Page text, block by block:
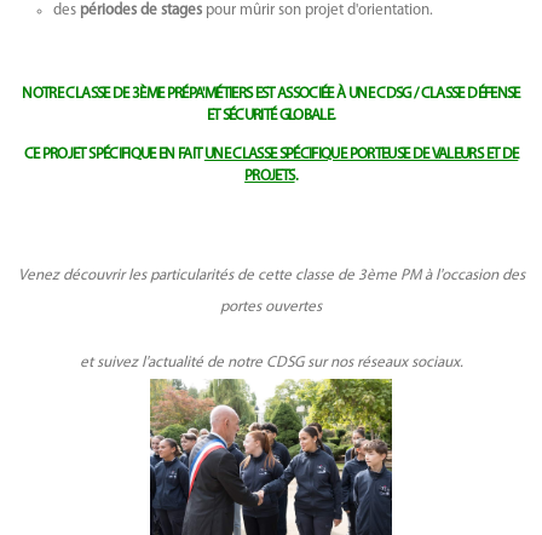
des périodes de stages pour mûrir son projet d'orientation.
NOTRE CLASSE DE 3ÈME PRÉPA'MÉTIERS EST ASSOCIÉE À UNE CDSG / CLASSE DÉFENSE
ET SÉCURITÉ GLOBALE.
CE PROJET SPÉCIFIQUE EN FAITUNE CLASSE SPÉCIFIQUE PORTEUSE DE VALEURS ET DE
PROJETS.
Venez découvrir les particularités de cette classe de 3ème PM à l'occasion des
portes ouvertes
et suivez l'actualité de notre CDSG sur nos réseaux sociaux.